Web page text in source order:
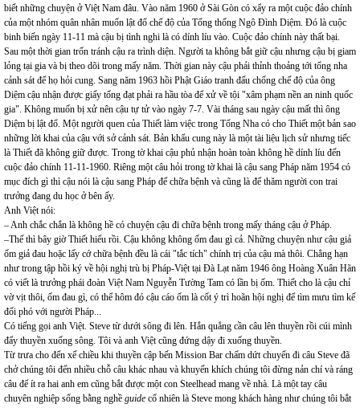
biết những chuyện ở Việt Nam đâu. Vào năm 1960 ở Sài Gòn có xẩy ra một cuộc đảo chính
của một nhóm quân nhân muốn lật đổ chế độ của Tổng thống Ngô Đình Diệm. Đó là cuộc
binh biến ngày 11-11 mà cậu bị tình nghi là có dính líu vào. Cuộc đảo chính này thất bại.
Sau một thời gian trốn tránh cậu ra trình diện. Người ta không bắt giữ cậu nhưng cậu bị giam
lỏng tại gia và bị theo dõi trong mấy năm. Thời gian này cậu phải thỉnh thoảng tới tổng nha
cảnh sát để họ hỏi cung. Sang năm 1963 hồi Phật Giáo tranh đấu chống chế độ của ông
Diệm cậu nhận được giấy tống đạt phải ra hầu tòa để xử về tội "xâm phạm nền an ninh quốc
gia". Không muốn bị xử nên cậu tự tử vào ngày 7-7. Vài tháng sau ngày cậu mất thì ông
Diệm bị lật đổ. Một người quen của Thiết làm việc trong Tổng Nha có cho Thiết một bản sao
những lời khai của cậu với sở cảnh sát. Bản khẩu cung này là một tài liệu lịch sử nhưng tiếc
là Thiết đã không giữ được. Trong tờ khai cậu phủ nhận hoàn toàn không hề dính líu đến
cuộc đảo chính 11-11-1960. Riêng một câu hỏi trong tờ khai là cậu sang Pháp năm 1954 có
mục đích gì thì cậu nói là cậu sang Pháp để chữa bệnh và cũng là để thăm người con trai
trưởng đang du học ở bên ấy.
Anh Việt nói:
– Anh chắc chắn là không hề có chuyện cậu đi chữa bệnh trong mấy tháng cậu ở Pháp.
–Thế thì bây giờ Thiết hiểu rồi. Cậu không không ốm đau gì cả. Những chuyện như cậu giả
ốm giả đau hoặc lấy cớ chữa bệnh đều là cái "tắc tích" chính trị của cậu mà thôi. Chẳng hạn
như trong tập hồi ký về hội nghị trù bị Pháp-Việt tại Đà Lạt năm 1946 ông Hoàng Xuân Hãn
có viết là trưởng phái đoàn Việt Nam Nguyễn Tường Tam có lần bị ốm. Thiết cho là cậu chỉ
vờ vịt thôi, ốm đau gì, có thể hôm đó cậu cáo ốm là cốt ý trì hoãn hội nghị để tìm mưu tìm kế
đối phó với người Pháp...
Có tiếng gọi anh Việt. Steve từ dưới sông đi lên. Hắn quẳng cần câu lên thuyền rồi cúi mình
đẩy thuyền xuống sông. Tôi và anh Việt cũng đứng dậy đi xuống thuyền.
Từ trưa cho đến xế chiều khi thuyền cập bến Mission Bar chấm dứt chuyến đi câu Steve đã
chở chúng tôi đến nhiều chỗ câu khác nhau và khuyến khích chúng tôi đừng nản chí và ráng
câu để ít ra hai anh em cũng bắt được một con Steelhead mang về nhà. Là một tay câu
chuyên nghiệp sống bằng nghề guide cố nhiên là Steve mong khách hàng như chúng tôi bắt